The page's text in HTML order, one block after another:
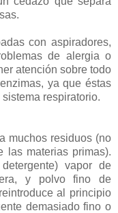
con aspiradores,
de alergia o
atención sobre todo
ya que éstas
respiratorio.
muchos residuos (no
las materias primas).
vapor de
y polvo fino de
al principio
demasiado fino o